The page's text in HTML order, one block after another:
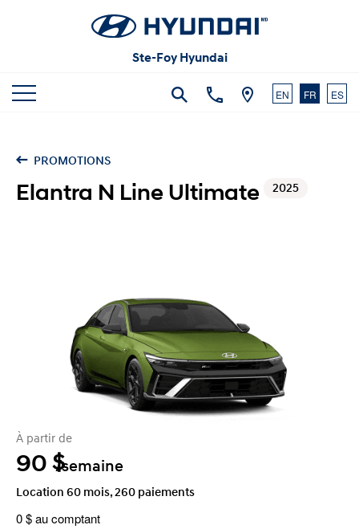
Ste-Foy Hyundai
EN FR ES
PROMOTIONS
Elantra N Line Ultimate 2025
À partir de
90 $
/semaine
Location 60 mois, 260 paiements
0 $ au comptant